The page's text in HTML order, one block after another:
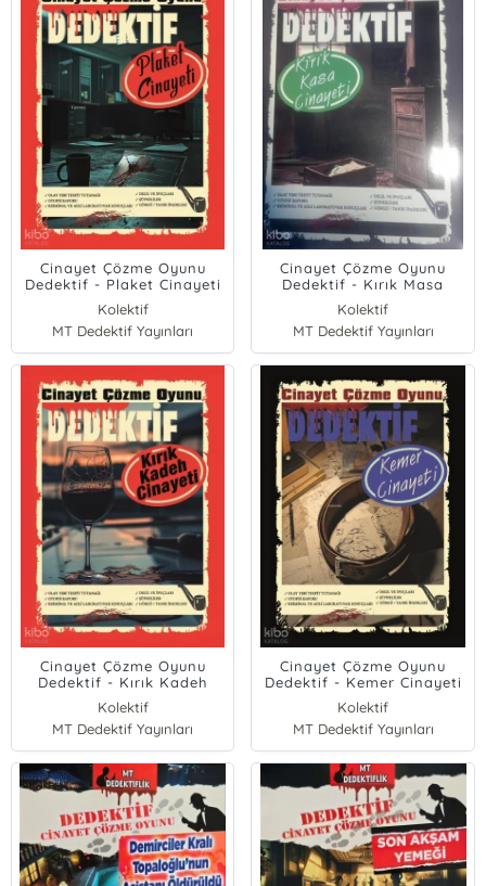
Cinayet Çözme Oyunu
Dedektif - Plaket Cinayeti
Kolektif
MT Dedektif Yayınları
Cinayet Çözme Oyunu
Dedektif - Kırık Masa
Cinayeti
Kolektif
MT Dedektif Yayınları
Cinayet Çözme Oyunu
Dedektif - Kırık Kadeh
Cinayeti
Kolektif
MT Dedektif Yayınları
Cinayet Çözme Oyunu
Dedektif - Kemer Cinayeti
Kolektif
MT Dedektif Yayınları